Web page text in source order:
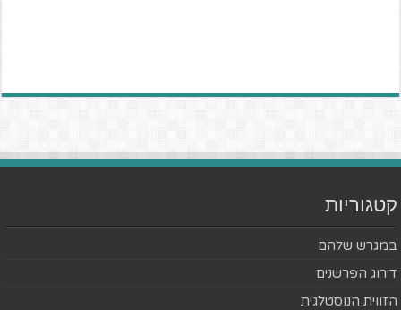
קטגוריות
במגרש שלהם
דירוג הפרשנים
הזווית הנוסטלגית